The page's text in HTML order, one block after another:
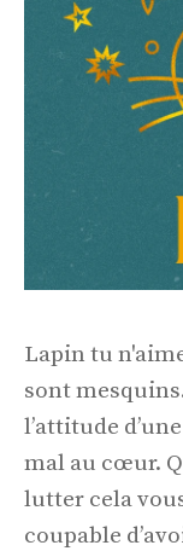
Lapin tu
sont
l’attitude
mal au cœur.
lutter cela
coupable